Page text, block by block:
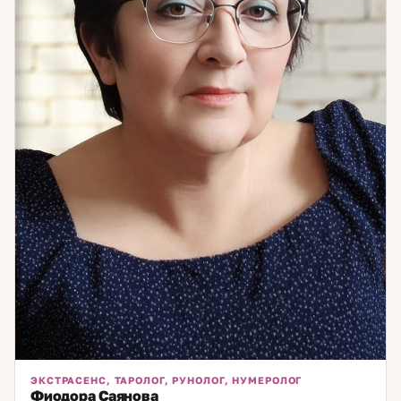
этим делать — приходите на консультацию.
ЭКСТРАСЕНС, ТАРОЛОГ, РУНОЛОГ, НУМЕРОЛОГ
Фиодора Саянова